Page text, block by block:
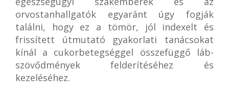
orvostanhallgatók egyaránt úgy fogják
találni, hogy ez a tömör, jól indexelt és
frissített útmutató gyakorlati tanácsokat
kínál a cukorbetegséggel összefüggő láb-
szövődmények felderítéséhez és
kezeléséhez.